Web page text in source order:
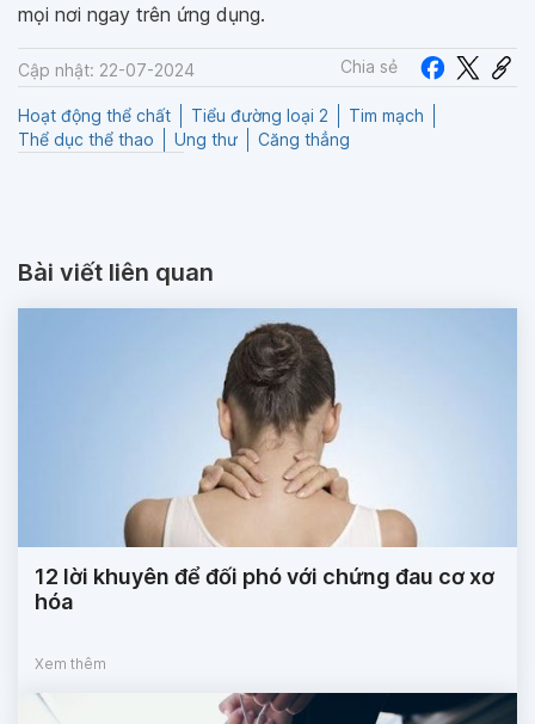
mọi nơi ngay trên ứng dụng.
Cập nhật: 22-07-2024 Chia sẻ
Hoạt động thể chất Tiểu đường loại 2
Tim mạch
Thể dục thể thao
Ung thư Căng thẳng
Bài viết liên quan
12 lời khuyên để đối phó với chứng đau cơ xơ
hóa
Xem thêm